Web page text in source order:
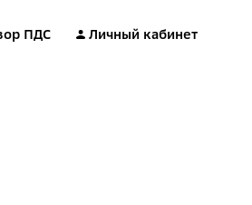
ПДС Личный кабинет